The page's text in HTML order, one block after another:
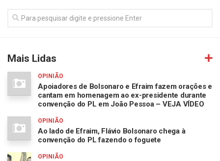
Mais Lidas
OPINIÃO
Apoiadores de Bolsonaro e Efraim fazem orações e
cantam em homenagem ao ex-presidente durante
convenção do PL em João Pessoa – VEJA VÍDEO
OPINIÃO
Ao lado de Efraim, Flávio Bolsonaro chega à
convenção do PL fazendo o foguete
OPINIÃO